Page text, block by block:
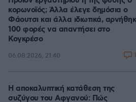
κορωνοϊός; Άλλα έλεγε δημόσια ο
Φάουτσι και άλλα ιδιωτικά,
100 φορές να απαντήσει στο
Κογκρέσο
06.08.2026, 21:40
Η αποκαλυπτική κατάθεση της
συζύγου του Αφγανού: Πώς